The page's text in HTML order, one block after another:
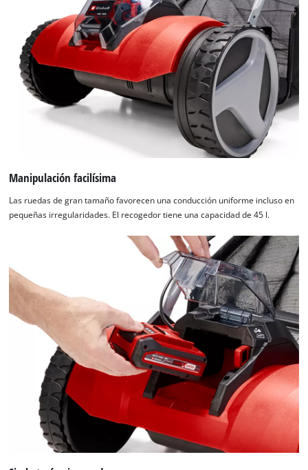
¡Necesitamos su consentimiento para
cargar el servicio Google Maps!
This content is not permitted to load due
Manipulación facilísima
Las ruedas de gran tamaño favorecen una conducción uniforme incluso en
pequeñas irregularidades. El recogedor tiene una capacidad de 45 l.